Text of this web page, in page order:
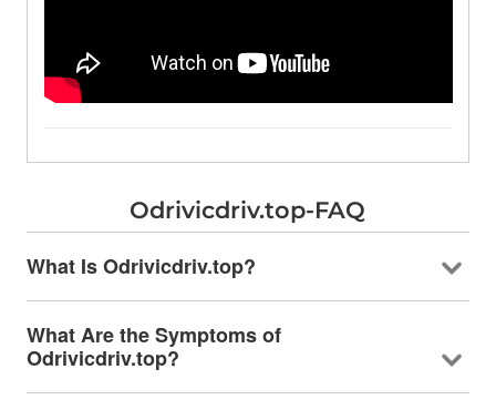
Odrivicdriv.top-FAQ
What Is Odrivicdriv.top?
What Are the Symptoms of
Odrivicdriv.top?